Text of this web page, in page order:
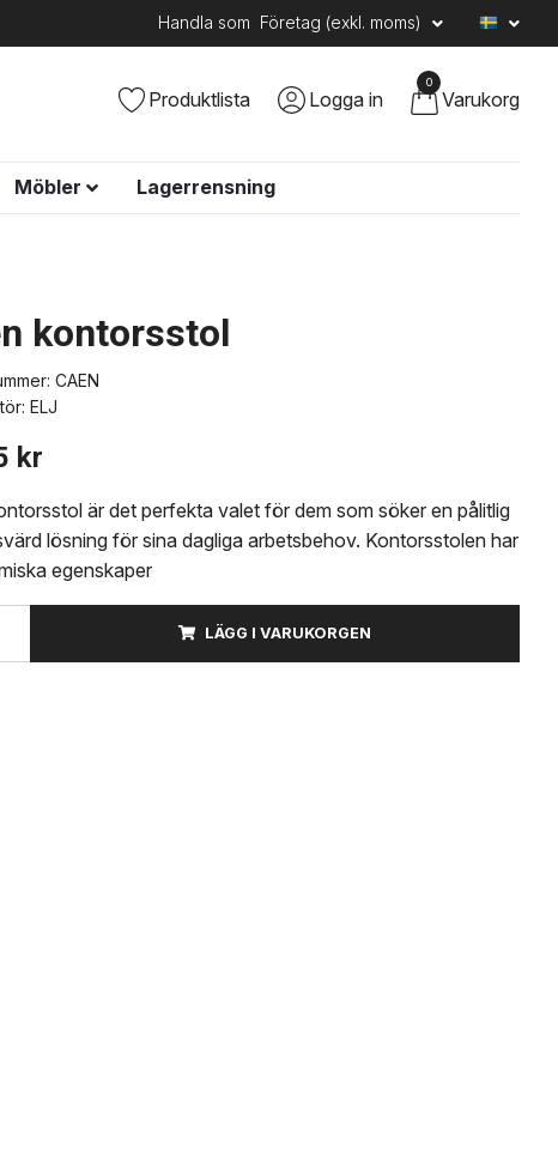
Handla som Företag (exkl. moms)
Produktlista Logga in
0
Varukorg
Möbler Lagerrensning
kontorsstol
CAEN
ELJ
kr
är det perfekta valet för dem som söker en pålitlig
lösning för sina dagliga arbetsbehov. Kontorsstolen har
egenskaper
LÄGG I VARUKORGEN